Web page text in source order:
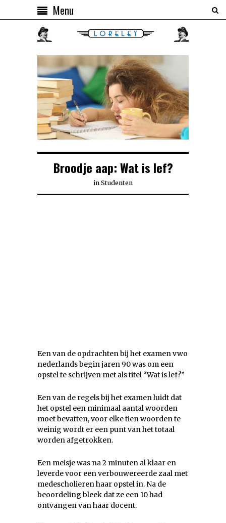
Menu
Broodje aap: Wat is lef?
in Studenten
Een van de opdrachten bij het examen vwo
nederlands begin jaren 90 was om een
opstel te schrijven met als titel “Wat is lef?”
Een van de regels bij het examen luidt dat
het opstel een minimaal aantal woorden
moet bevatten, voor elke tien woorden te
weinig wordt er een punt van het totaal
worden afgetrokken.
Een meisje was na 2 minuten al klaar en
leverde voor een verbouwereerde zaal met
medescholieren haar opstel in. Na de
beoordeling bleek dat ze een 10 had
ontvangen van haar docent.